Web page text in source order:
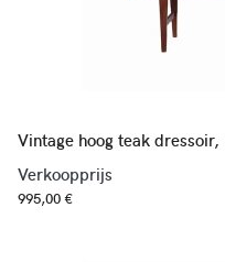
Vintage hoog teak dressoir,
Verkoopprijs
995,00 €